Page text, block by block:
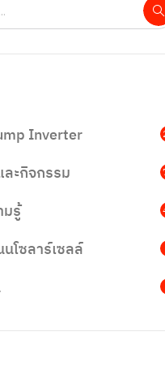
Inverter
ละกิจกรรม
มรู้
โซลาร์เซลล์